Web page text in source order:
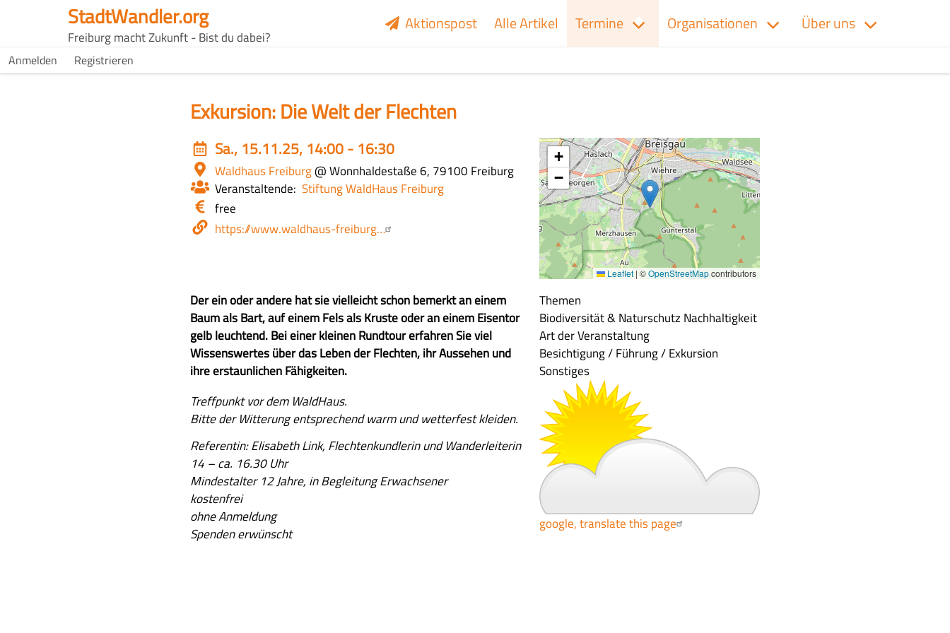
StadtWandler.org
Freiburg macht Zukunft - Bist du dabei?
H4C
Main
Aktionspost Alle Artikel Termine Organisationen Über uns
H4C
Anmelden Registrieren
Exkursion: Die Welt der Flechten
Event
date
Sa., 15.11.25, 14:00 - 16:30
Ort
Waldhaus Freiburg@ Wonnhaldestaße 6, 79100 Freiburg
Veranstaltende Stiftung WaldHaus Freiburg
Eintritt
/
free
Webseite
https://www.waldhaus-freiburg…
+
−
Leaflet | ©OpenStreetMapcontributors
Z
u
s
a
m
e
n
f
a
s
s
u
n
g
Der ein oder andere hat sie vielleicht schon bemerkt an einem
Baum als Bart, auf einem Fels als Kruste oder an einem Eisentor
gelb leuchtend. Bei einer kleinen Rundtour erfahren Sie viel
Wissenswertes über das Leben der Flechten, ihr Aussehen und
ihre erstaunlichen Fähigkeiten.
Themen
Biodiversität & Naturschutz Nachhaltigkeit
Art der Veranstaltung
Besichtigung / Führung / Exkursion
Sonstiges
google, translate this page
A
u
f
ü
h
r
l
i
Treffpunkt vor dem WaldHaus.
Bitte der Witterung entsprechend warm und wetterfest kleiden.
Referentin: Elisabeth Link, Flechtenkundlerin und Wanderleiterin
14 – ca. 16.30 Uhr
Mindestalter 12 Jahre, in Begleitung Erwachsener
kostenfrei
ohne Anmeldung
Spenden erwünscht